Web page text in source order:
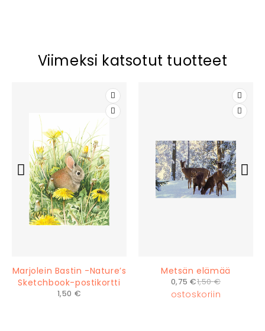
Viimeksi katsotut tuotteet
Marjolein Bastin -Nature’s
Sketchbook-postikortti
1,50 €
Metsän elämää
1,50€
0,75 €
ostoskoriin